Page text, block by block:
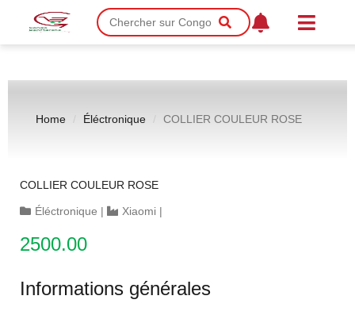
Home Éléctronique COLLIER COULEUR ROSE
COLLIER COULEUR ROSE
Éléctronique | Xiaomi |
2500.00
Informations générales